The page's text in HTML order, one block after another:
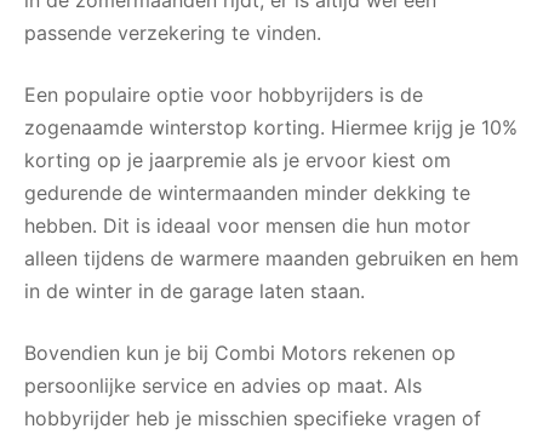
passende verzekering te vinden.
Een populaire optie voor hobbyrijders is de
zogenaamde winterstop korting. Hiermee krijg je 10%
korting op je jaarpremie als je ervoor kiest om
gedurende de wintermaanden minder dekking te
hebben. Dit is ideaal voor mensen die hun motor
alleen tijdens de warmere maanden gebruiken en hem
in de winter in de garage laten staan.
Bovendien kun je bij Combi Motors rekenen op
persoonlijke service en advies op maat. Als
hobbyrijder heb je misschien specifieke vragen of